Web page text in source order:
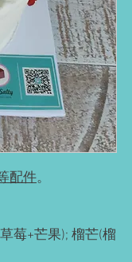
配件。
莓+芒果); 榴芒(榴